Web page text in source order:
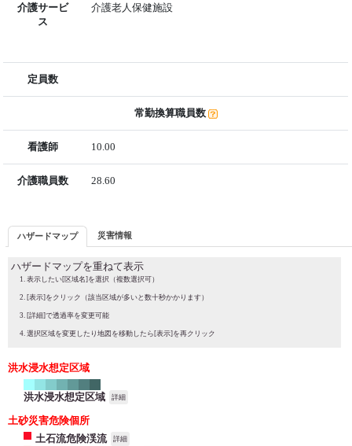
介護サービ
ス
介護老人保健施設
定員数
常勤換算職員数
看護師 10.00
介護職員数 28.60
ハザードマップ 災害情報
ハザードマップを重ねて表示
表示したい[区域名]を選択（複数選択可）
[表示]をクリック（該当区域が多いと数十秒かかります）
[詳細]で透過率を変更可能
選択区域を変更したり地図を移動したら[表示]を再クリック
洪水浸水想定区域
洪水浸水想定区域 詳細
土砂災害危険個所
土石流危険渓流
詳細